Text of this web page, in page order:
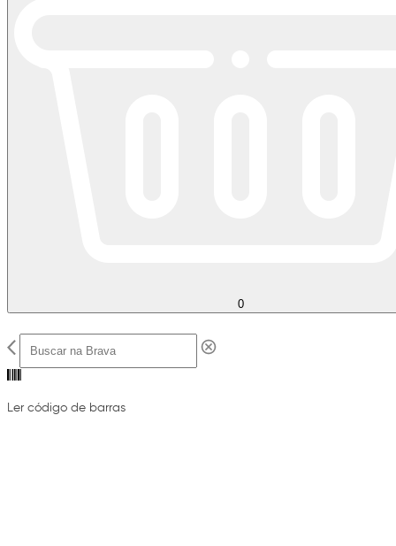
0
Ler código de barras